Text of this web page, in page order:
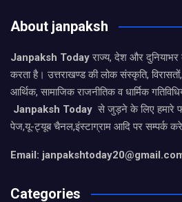
About janpaksh
Janpaksh Todayराज्य, देश और दुनियाभर
करता है। उत्तराखण्ड की लोक संस्कृति,
आर्थिक, सामाजिक राजनीतिक व धार्मिक
Janpaksh Today से जुड़ने के लिए हमारे
पेज,यू-ट्यूब चैनल,इंस्टाग्राम आदि पर सम्पर्क
Email:
Categories